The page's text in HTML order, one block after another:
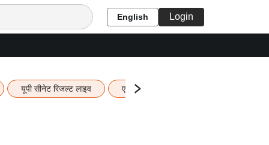
English Login
यूपी सीनेट रिजल्ट लाइव एचबीएसई 12वीं का रिजल्ट लाइव